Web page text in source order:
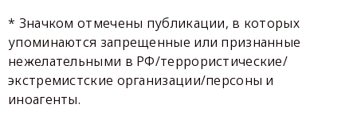
* Значком отмечены публикации, в которых
упоминаются запрещенные или признанные
нежелательными в РФ/террористические/
экстремистские организации/персоны и
иноагенты.